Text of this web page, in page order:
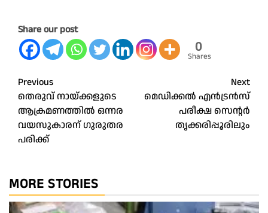
Share our post
0
Shares
Post
navigation
Previous
തെരുവ് നായ്ക്കളുടെ
ആക്രമണത്തിൽ ഒന്നര
വയസുകാരന് ഗുരുതര
പരിക്ക്
Next
മെഡിക്കൽ എൻട്രൻസ്
പരീക്ഷ സെന്റർ
തൃക്കരിപ്പൂരിലും
MORE STORIES